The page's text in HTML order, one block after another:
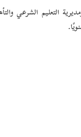
التعليم الشرعي